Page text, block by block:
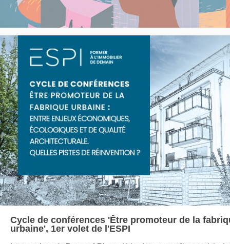
Cycle de conférences 'Être promoteur de la
urbaine', 1er volet de l'ESPI